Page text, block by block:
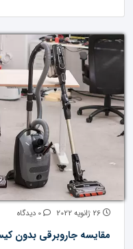
مقایسه جاروبرقی بدون